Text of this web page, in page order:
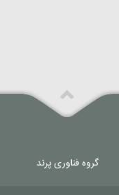
گروه فناوری پرند